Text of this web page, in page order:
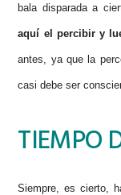
bala disparada a
aquí el percibir y
antes, ya que la
casi debe ser
TIEMPO
Siempre, es cierto,